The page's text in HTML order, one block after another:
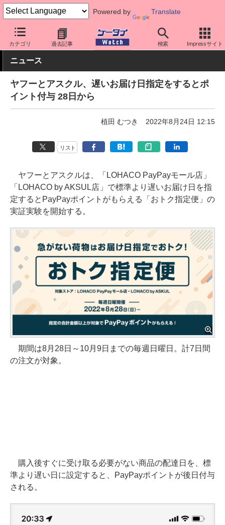
Powered by Translate
カテゴリ 過去記事 検索 Impressサイト
ケータイ Watch アプリ・サービス 決済/金融
ニュース
ヤフーとアスクル、遅いお届け日指定をするとポ
イント付与 28日から
植田 むつき 2022年8月24日 12:15
リスト
ヤフーとアスクルは、「LOHACO PayPayモール店」
「LOHACO by AKSUL店」で標準より遅いお届け日を指
定するとPayPayポイントがもらえる「おトク指定便」の
実証実験を開始する。
期間は8月28日～10月9日までの毎週日曜日。計7日間
の注文が対象。
購入後すぐに受け取る必要がない商品の配達日を、標
準より遅い日に設定すると、PayPayポイントが後日付与
される。